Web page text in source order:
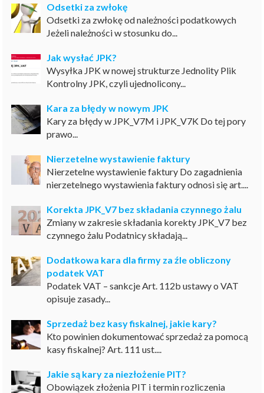
Odsetki za zwłokę
Odsetki za zwłokę od należności podatkowych
Jeżeli należności w stosunku do...
Jak wysłać JPK?
Wysyłka JPK w nowej strukturze Jednolity Plik
Kontrolny JPK, czyli ujednolicony...
Kara za błędy w nowym JPK
Kary za błędy w JPK_V7M i JPK_V7K Do tej pory
prawo...
Nierzetelne wystawienie faktury
Nierzetelne wystawienie faktury Do zagadnienia
nierzetelnego wystawienia faktury odnosi się art....
Korekta JPK_V7 bez składania czynnego żalu
Zmiany w zakresie składania korekty JPK_V7 bez
czynnego żalu Podatnicy składają...
Dodatkowa kara dla firmy za źle obliczony
podatek VAT
Podatek VAT – sankcje Art. 112b ustawy o VAT
opisuje zasady...
Sprzedaż bez kasy fiskalnej, jakie kary?
Kto powinien dokumentować sprzedaż za pomocą
kasy fiskalnej? Art. 111 ust....
Jakie są kary za niezłożenie PIT?
Obowiązek złożenia PIT i termin rozliczenia